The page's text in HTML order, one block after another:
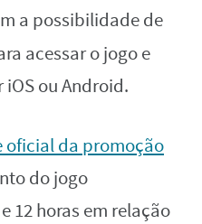
a possibilidade de
acessar o jogo e
ou Android.
oficial da promoção
do jogo
12 horas em relação